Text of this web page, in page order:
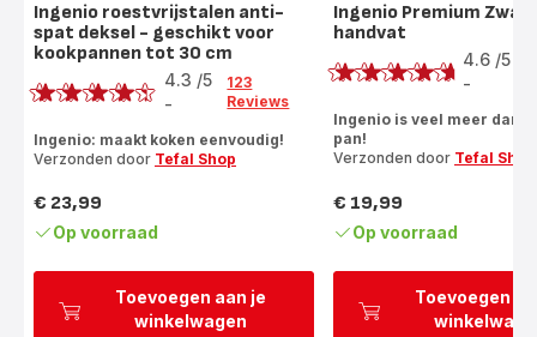
Toevoegen aan je
winkelwagen
Ingenio roestvrijstalen anti-
spat deksel - geschikt voor
kookpannen tot 30 cm
Score
4.3 /5
-
123
Reviews
Ingenio: maakt koken eenvoudig!
Verzonden door Tefal Shop
Prijs
€ 23,99
Op voorraad
Toevoegen
Ingenio Premium Zwart
handvat
Score
4.6 /5
-
Ingenio is veel meer dan
pan!
Verzonden door Tefal Shop
Prijs
€ 19,99
Op voorraad